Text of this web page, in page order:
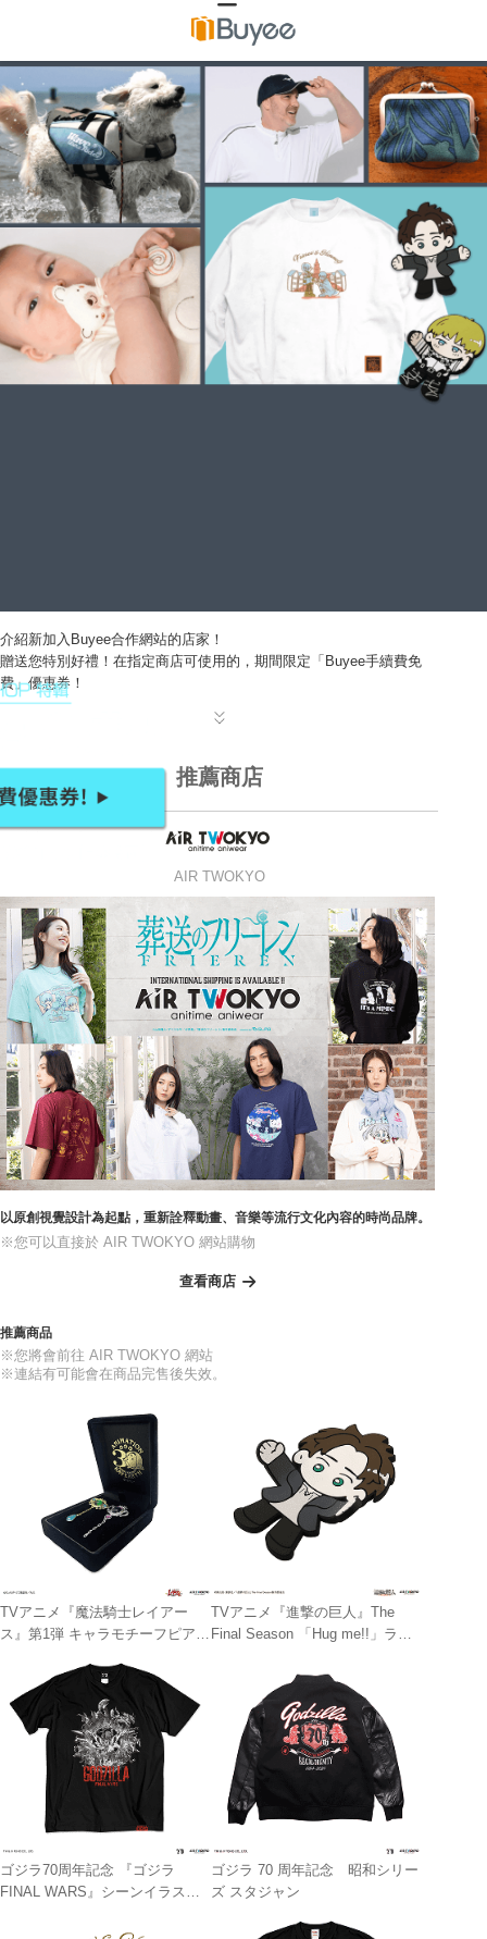
介紹新加入Buyee合作網站的店家！
贈送您特別好禮！在指定商店可使用的，期間限定「Buyee手續費免
費」優惠券！
推薦商店
AIR TWOKYO
以原創視覺設計為起點，重新詮釋動畫、音樂等流行文化內容的時尚品牌。
※您可以直接於 AIR TWOKYO 網站購物
查看商店
推薦商品
※您將會前往 AIR TWOKYO 網站
※連結有可能會在商品完售後失效。
TVアニメ『魔法騎士レイアー
ス』第1弾 キャラモチーフピアス
TVアニメ『進撃の巨人』The
Final Season 「Hug me!!」ラバ
ゴジラ70周年記念 『ゴジラ
FINAL WARS』シーンイラストT
ゴジラ 70 周年記念 昭和シリー
ズ スタジャン